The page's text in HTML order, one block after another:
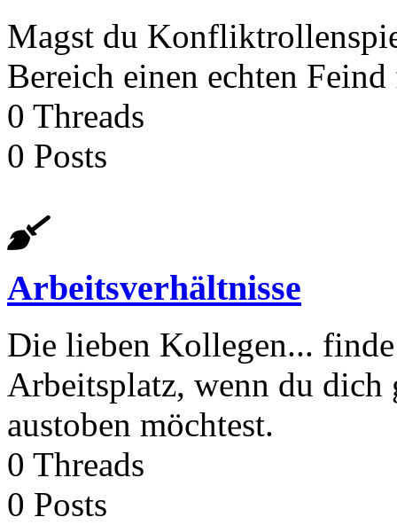
Magst du
Bereich einen echten
0 Threads
0 Posts
Arbeitsverhältnisse
Die lieben Kollegen...
Arbeitsplatz, wenn du dich
austoben möchtest.
0 Threads
0 Posts